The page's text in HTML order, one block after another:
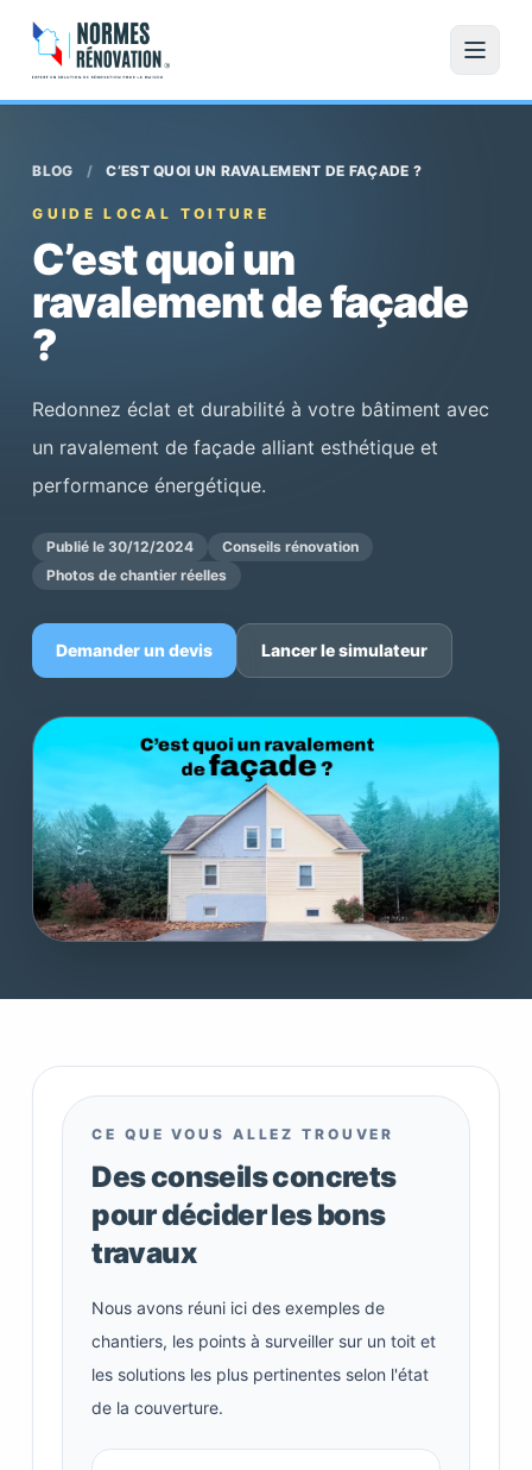
BLOG / C’EST QUOI UN RAVALEMENT DE FAÇADE ?
GUIDE LOCAL TOITURE
C’est quoi un
ravalement de façade
?
Redonnez éclat et durabilité à votre bâtiment avec
un ravalement de façade alliant esthétique et
performance énergétique.
Publié le 30/12/2024
Conseils rénovation
Photos de chantier réelles
Demander un devis Lancer le simulateur
CE QUE VOUS ALLEZ TROUVER
Des conseils concrets
pour décider les bons
travaux
Nous avons réuni ici des exemples de
chantiers, les points à surveiller sur un toit et
les solutions les plus pertinentes selon l'état
de la couverture.